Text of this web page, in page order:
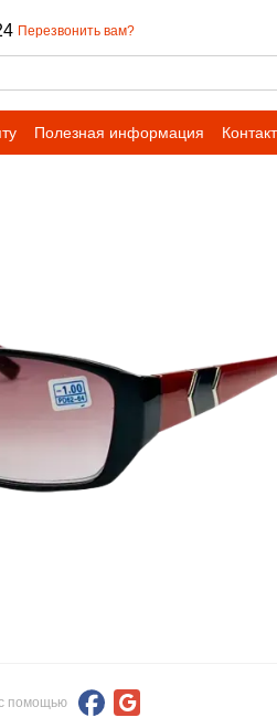
Перезвонить вам?
Полезная информация
помощью